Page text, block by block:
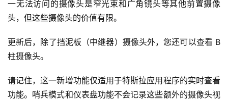
一无法访问的摄像头是窄光束和广角镜头等其他前置摄像
头，但这些摄像头的价值有限。
更新后，除了挡泥板（中继器）摄像头外，您还可以查看 B
柱摄像头。
请记住，这一新增功能仅适用于特斯拉应用程序的实时查看
功能。哨兵模式和仪表盘功能不会记录这些额外的摄像头视